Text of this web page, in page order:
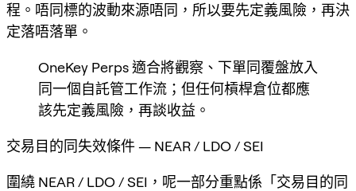
程。唔同標的波動來源唔同，所以要先定義風險，再決
定落唔落單。
OneKey Perps 適合將觀察、下單同覆盤放入
同一個自託管工作流；但任何槓桿倉位都應
該先定義風險，再談收益。
交易目的同失效條件 — NEAR / LDO / SEI
圍繞 NEAR / LDO / SEI，呢一部分重點係「交易目的同